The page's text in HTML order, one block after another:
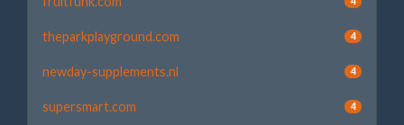
theparkplayground.com 4
newday-supplements.nl 4
supersmart.com 4